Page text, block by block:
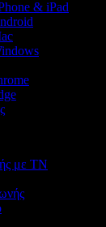
& iPad
με ΤΝ